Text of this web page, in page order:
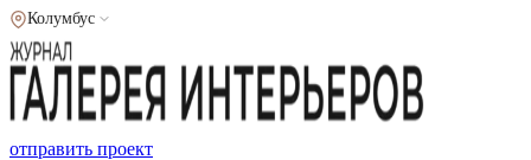
Колумбус
отправить проект